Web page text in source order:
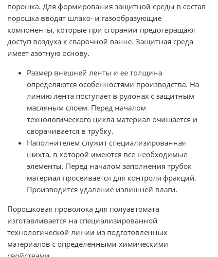
порошка. Для формирования защитной среды в состав
порошка вводят шлако- и газообразующие
компоненты, которые при сгорании предотвращают
доступ воздуха к сварочной ванне. Защитная среда
имеет азотную основу.
Размер внешней ленты и ее толщина
определяются особенностями производства. На
линию лента поступает в рулонах с защитным
масляным слоем. Перед началом
технологического цикла материал очищается и
сворачивается в трубку.
Наполнителем служит специализированная
шихта, в которой имеются все необходимые
элементы. Перед началом заполнения трубок
материал просеивается для контроля фракций.
Производится удаление излишней влаги.
Порошковая проволока для полуавтомата
изготавливается на специализированной
технологической линии из подготовленных
материалов с определенными химическими